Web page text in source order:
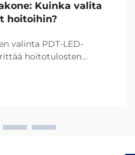
Kuinka valita
hoitoihin?
valinta PDT-LED-
hoitotulosten
eri syvyyksiin ja
reaktioita, mikä tekee...